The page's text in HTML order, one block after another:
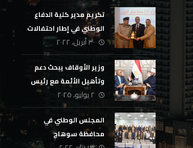
تكريم مدير كلية الدفاع
الوطني في إطار احتفالات
أكتوبر
٣٠ أبريل، ٢٠٢٢
وزير الأوقاف يبحث دعم
وتأهيل الأئمة مع رئيس
المجلس الوطني للتدريب
٢ يوليو، ٢٠٢٥
المجلس الوطني في
محافظة سوهاج